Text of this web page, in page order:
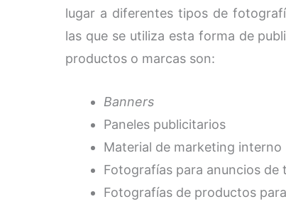
lugar a diferentes tipos de
las que se utiliza esta forma de
productos o marcas son:
Banners
Paneles publicitarios
Material de marketing interno
Fotografías para anuncios de
Fotografías de productos